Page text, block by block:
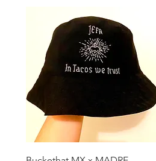
Vista rápida